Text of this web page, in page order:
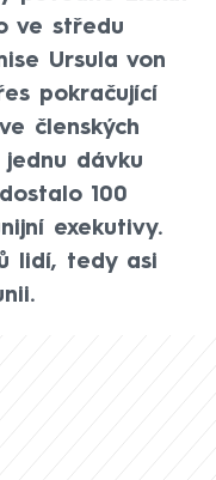
ve středu
Ursula von
pokračující
členských
dávku
100
exekutivy.
lidí, tedy asi